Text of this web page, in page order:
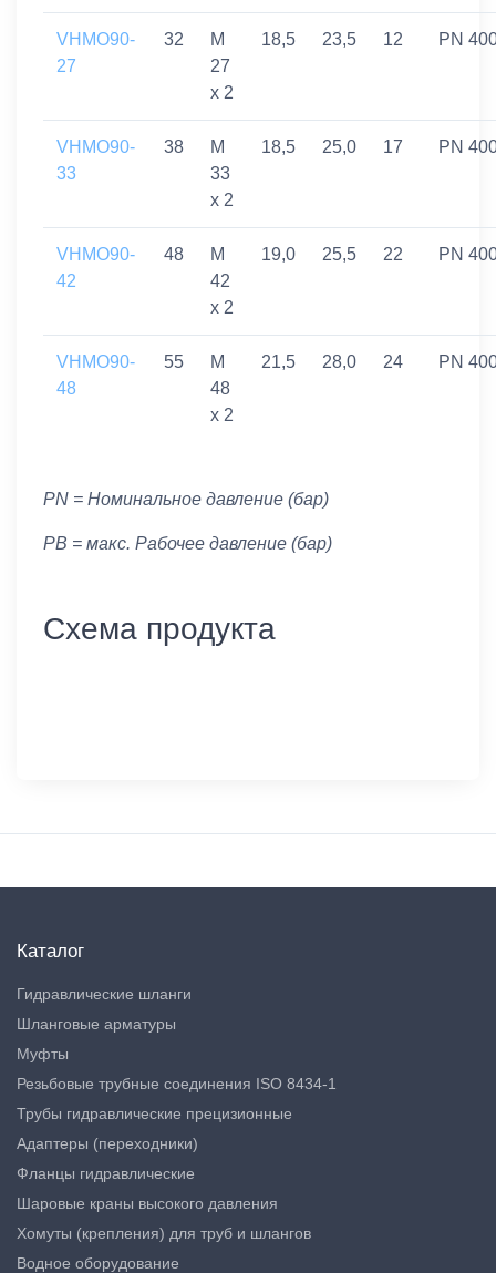
VHMO90-
27
32
M
27
x 2
18,5 23,5 12 PN
VHMO90-
33
38
M
33
x 2
18,5 25,0 17 PN
VHMO90-
42
48
M
42
x 2
19,0 25,5 22 PN
VHMO90-
48
55
M
48
x 2
21,5 28,0 24 PN
PN = Номинальное давление (бар)
PB = макс. Рабочее давление (бар)
Схема продукта
Каталог
Гидравлические шланги
Шланговые арматуры
Муфты
Резьбовые трубные соединения ISO 8434-1
Трубы гидравлические прецизионные
Адаптеры (переходники)
Фланцы гидравлические
Шаровые краны высокого давления
Хомуты (крепления) для труб и шлангов
Водное оборудование